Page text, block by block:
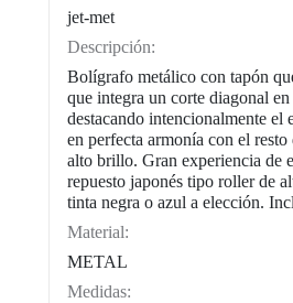
jet-met
Descripción:
Bolígrafo metálico con tapón
que integra un corte diagonal
destacando intencionalmente el
en perfecta armonía con el
alto brillo. Gran experiencia de
repuesto japonés tipo roller de
tinta negra o azul a elección.
Material:
METAL
Medidas: